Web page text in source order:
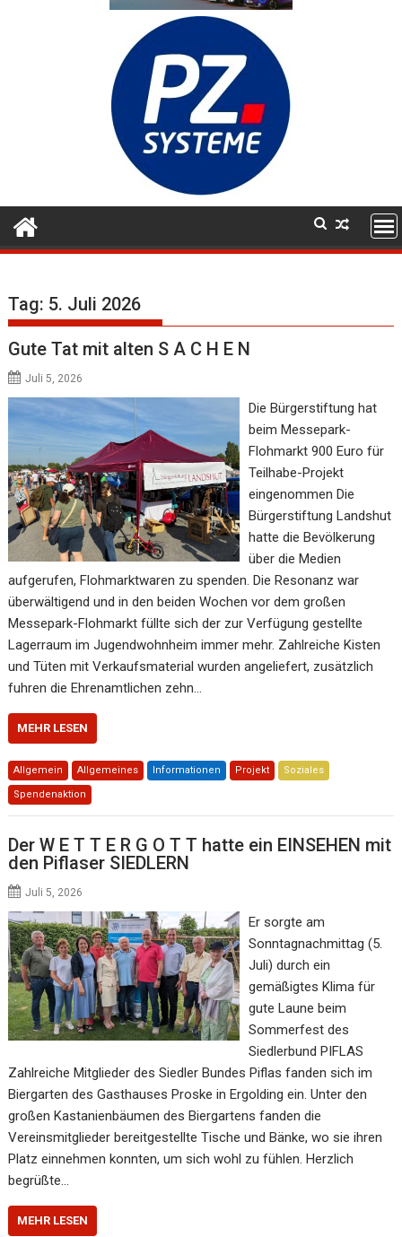
Tag: 5. Juli 2026
Gute Tat mit alten S A C H E N
Juli 5, 2026
Die Bürgerstiftung hat
beim Messepark-
Flohmarkt 900 Euro für
Teilhabe-Projekt
eingenommen Die
Bürgerstiftung Landshut
hatte die Bevölkerung
über die Medien
aufgerufen, Flohmarktwaren zu spenden. Die Resonanz war
überwältigend und in den beiden Wochen vor dem großen
Messepark-Flohmarkt füllte sich der zur Verfügung gestellte
Lagerraum im Jugendwohnheim immer mehr. Zahlreiche Kisten
und Tüten mit Verkaufsmaterial wurden angeliefert, zusätzlich
fuhren die Ehrenamtlichen zehn…
MEHR LESEN
Allgemein Allgemeines Informationen Projekt Soziales
Spendenaktion
Der W E T T E R G O T T hatte ein EINSEHEN mit
den Piflaser SIEDLERN
Juli 5, 2026
Er sorgte am
Sonntagnachmittag (5.
Juli) durch ein
gemäßigtes Klima für
gute Laune beim
Sommerfest des
Siedlerbund PIFLAS
Zahlreiche Mitglieder des Siedler Bundes Piflas fanden sich im
Biergarten des Gasthauses Proske in Ergolding ein. Unter den
großen Kastanienbäumen des Biergartens fanden die
Vereinsmitglieder bereitgestellte Tische und Bänke, wo sie ihren
Platz einnehmen konnten, um sich wohl zu fühlen. Herzlich
begrüßte…
MEHR LESEN